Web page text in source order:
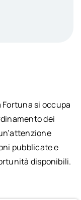
Fortuna si occupa
dei
pubblicate e
disponibili.